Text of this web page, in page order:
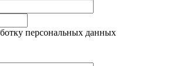
персональных данных